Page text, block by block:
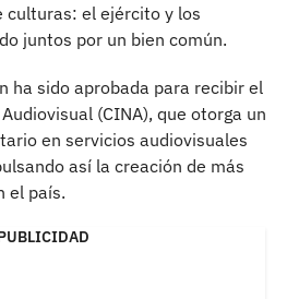
culturas: el ejército y los
juntos por un bien común.
ha sido aprobada para recibir el
(CINA), que otorga un
en servicios audiovisuales
así la creación de más
el país.